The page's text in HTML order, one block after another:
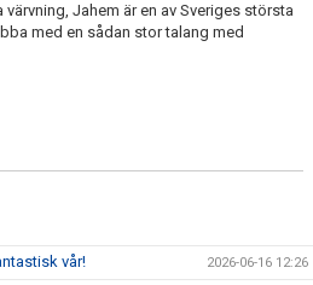
Jahem är en av Sveriges största
med en sådan stor talang med
vår! 2026-06-16 12:26